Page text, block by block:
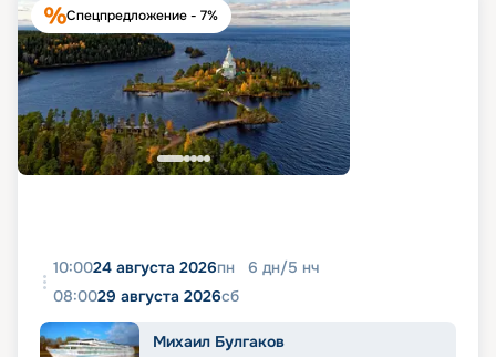
Спецпредложение - 7%
10:0024 августа 2026пн 6 дн/5 нч
08:0029 августа 2026сб
Михаил Булгаков